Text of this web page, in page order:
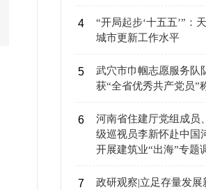
4
“开局起步‘十五五’”：
城市更新工作水平
5
武穴市巾帼志愿服务队
获“全省优秀共产党员”
6
河南省住建厅党组成员
级巡视员李新怀赴中国
开展建筑业“出海”专题
7
政研观察|立足存量发展